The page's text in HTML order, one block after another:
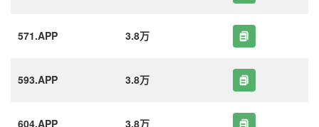
571.APP 3.8万
593.APP 3.8万
604.APP 3.8万